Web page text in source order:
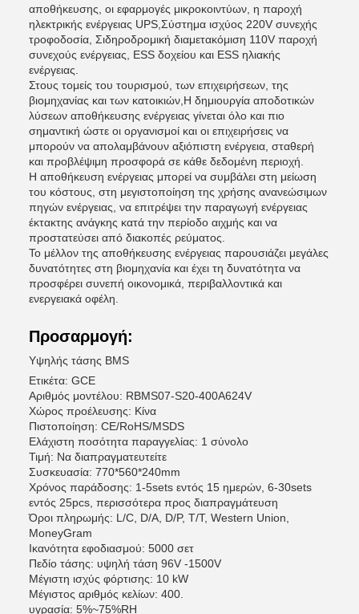
αποθήκευσης, οι εφαρμογές μικροκοιντύων, η παροχή
ηλεκτρικής ενέργειας UPS,Σύστημα ισχύος 220V συνεχής
τροφοδοσία, Σιδηροδρομική διαμετακόμιση 110V παροχή
συνεχούς ενέργειας, ESS δοχείου και ESS ηλιακής
ενέργειας.
Στους τομείς του τουρισμού, των επιχειρήσεων, της
βιομηχανίας και των κατοικιών,Η δημιουργία αποδοτικών
λύσεων αποθήκευσης ενέργειας γίνεται όλο και πιο
σημαντική ώστε οι οργανισμοί και οι επιχειρήσεις να
μπορούν να απολαμβάνουν αξιόπιστη ενέργεια, σταθερή
και προβλέψιμη προσφορά σε κάθε δεδομένη περιοχή.
Η αποθήκευση ενέργειας μπορεί να συμβάλει στη μείωση
του κόστους, στη μεγιστοποίηση της χρήσης ανανεώσιμων
πηγών ενέργειας, να επιτρέψει την παραγωγή ενέργειας
έκτακτης ανάγκης κατά την περίοδο αιχμής και να
προστατεύσει από διακοπές ρεύματος.
Το μέλλον της αποθήκευσης ενέργειας παρουσιάζει μεγάλες
δυνατότητες στη βιομηχανία και έχει τη δυνατότητα να
προσφέρει συνεπή οικονομικά, περιβαλλοντικά και
ενεργειακά οφέλη.
Προσαρμογή:
Υψηλής τάσης BMS
Ετικέτα: GCE
Αριθμός μοντέλου: RBMS07-S20-400A624V
Χώρος προέλευσης: Κίνα
Πιστοποίηση: CE/RoHS/MSDS
Ελάχιστη ποσότητα παραγγελίας: 1 σύνολο
Τιμή: Να διαπραγματευτείτε
Συσκευασία: 770*560*240mm
Χρόνος παράδοσης: 1-5sets εντός 15 ημερών, 6-30sets
εντός 25pcs, περισσότερα προς διαπραγμάτευση
Όροι πληρωμής: L/C, D/A, D/P, T/T, Western Union,
MoneyGram
Ικανότητα εφοδιασμού: 5000 σετ
Πεδίο τάσης: υψηλή τάση 96V -1500V
Μέγιστη ισχύς φόρτισης: 10 kW
Μέγιστος αριθμός κελίων: 400.
υγρασία: 5%~75%RH